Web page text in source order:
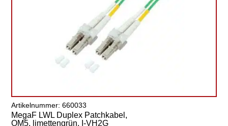
Artikelnummer: 660033
MegaF LWL Duplex Patchkabel,
OM5, limettengrün, I-VH2G